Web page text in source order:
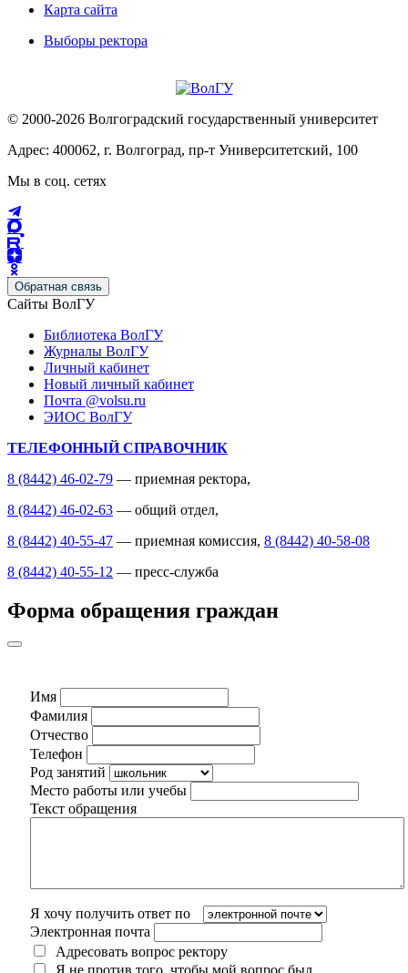
Карта сайта
Выборы ректора
© 2000-2026 Волгоградский государственный университет
Адрес: 400062, г. Волгоград, пр-т Университетский, 100
Мы в соц. сетях
Обратная связь
Сайты ВолГУ
Библиотека ВолГУ
Журналы ВолГУ
Личный кабинет
Новый личный кабинет
Почта @volsu.ru
ЭИОС ВолГУ
ТЕЛЕФОННЫЙ СПРАВОЧНИК
8 (8442) 46-02-79 — приемная ректора,
8 (8442) 46-02-63 — общий отдел,
8 (8442) 40-55-47 — приемная комиссия, 8 (8442) 40-58-08
8 (8442) 40-55-12 — пресс-служба
Форма обращения граждан
Имя
Фамилия
Отчество
Телефон
Род занятий
Место работы или учебы
Текст обращения
Я хочу получить ответ по
Электронная почта
Адресовать вопрос ректору
Я не против того, чтобы мой вопрос был